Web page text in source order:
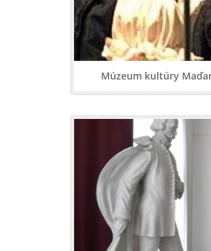
Múzeum kultúry